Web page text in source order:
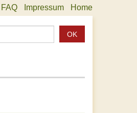
FAQ Impressum Home
OK